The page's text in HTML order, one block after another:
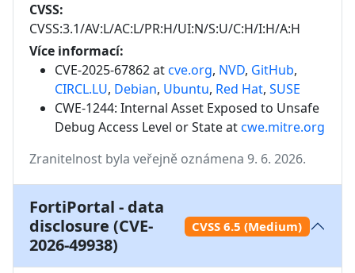
CVSS:
CVSS:3.1/AV:L/AC:L/PR:H/UI:N/S:U/C:H/I:H/A:H
Více informací:
CVE-2025-67862 atcve.org, NVD, GitHub,
CIRCL.LU, Debian, Ubuntu, Red Hat, SUSE
CWE-1244: Internal Asset Exposed to Unsafe
Debug Access Level or Stateatcwe.mitre.org
Zranitelnost byla veřejně oznámena 9. 6. 2026.
FortiPortal - data
disclosure (CVE-
2026-49938)
CVSS 6.5 (Medium)